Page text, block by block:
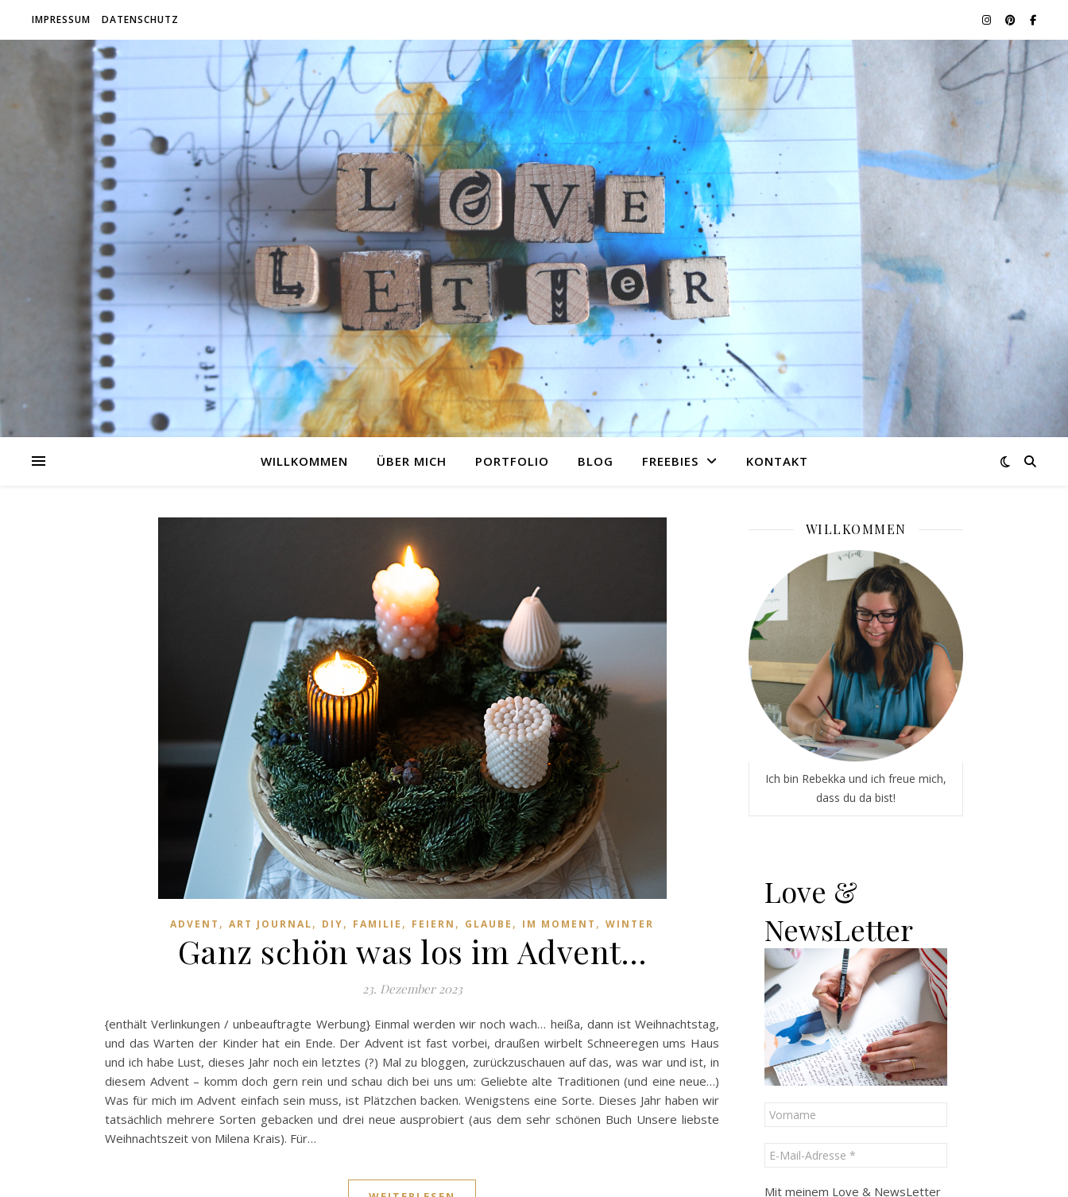
IMPRESSUM DATENSCHUTZ
WILLKOMMEN ÜBER MICH PORTFOLIO BLOG FREEBIES KONTAKT
ADVENT , ART JOURNAL, DIY, FAMILIE , FEIERN , GLAUBE , IM MOMENT , WINTER
Ganz schön was los im Advent…
23. Dezember 2023
{enthält Verlinkungen / unbeauftragte Werbung} Einmal werden wir noch wach… heißa, dann ist Weihnachtstag,
und das Warten der Kinder hat ein Ende. Der Advent ist fast vorbei, draußen wirbelt Schneeregen ums Haus
und ich habe Lust, dieses Jahr noch ein letztes (?) Mal zu bloggen, zurückzuschauen auf das, was war und ist, in
diesem Advent – komm doch gern rein und schau dich bei uns um: Geliebte alte Traditionen (und eine neue…)
Was für mich im Advent einfach sein muss, ist Plätzchen backen. Wenigstens eine Sorte. Dieses Jahr haben wir
tatsächlich mehrere Sorten gebacken und drei neue ausprobiert (aus dem sehr schönen Buch Unsere liebste
Weihnachtszeit von Milena Krais). Für…
WILLKOMMEN
Ich bin Rebekka und ich freue mich,
dass du da bist!
Love &
NewsLetter
Mit meinem Love & NewsLetter